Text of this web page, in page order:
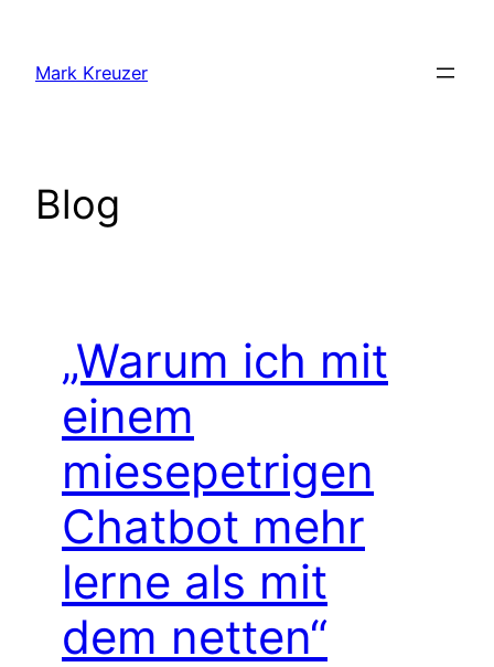
springen
Mark Kreuzer
Blog
„Warum ich mit
einem
miesepetrigen
Chatbot mehr
lerne als mit
dem netten“